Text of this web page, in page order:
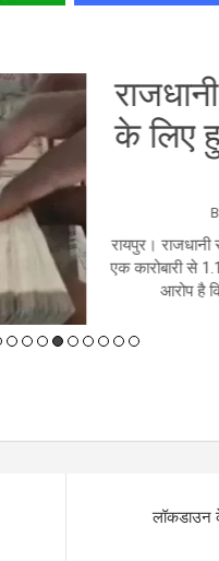
राजधानी में
के लिए हुआ
रायपुर। राजधानी रायपुर में
एक कारोबारी से 1.13 करोड़
आरोप है कि जाली नोट
लॉकडाउन